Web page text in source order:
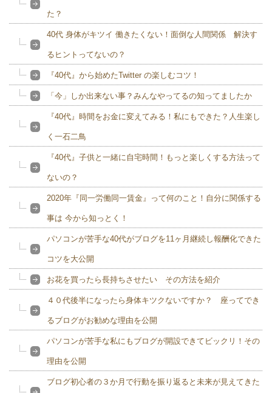
た？
40代 身体がキツイ 働きたくない！面倒な人間関係 解決す
るヒントってないの？
『40代』から始めたTwitter の楽しむコツ！
「今」しか出来ない事？みんなやってるの知ってましたか
『40代』時間をお金に変えてみる！私にもできた？人生楽し
く一石二鳥
『40代』子供と一緒に自宅時間！もっと楽しくする方法って
ないの？
2020年『同一労働同一賃金』って何のこと！自分に関係する
事は 今から知っとく！
パソコンが苦手な40代がブログを11ヶ月継続し報酬化できた
コツを大公開
お花を買ったら長持ちさせたい その方法を紹介
４０代後半になったら身体キツクないですか？ 座ってでき
るブログがお勧めな理由を公開
パソコンが苦手な私にもブログが開設できてビックリ！その
理由を公開
ブログ初心者の３か月で行動を振り返ると未来が見えてきた